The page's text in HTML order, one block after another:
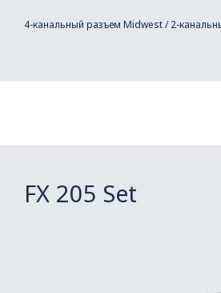
4-канальный разъем Midwest / 2-
FX 205 Set